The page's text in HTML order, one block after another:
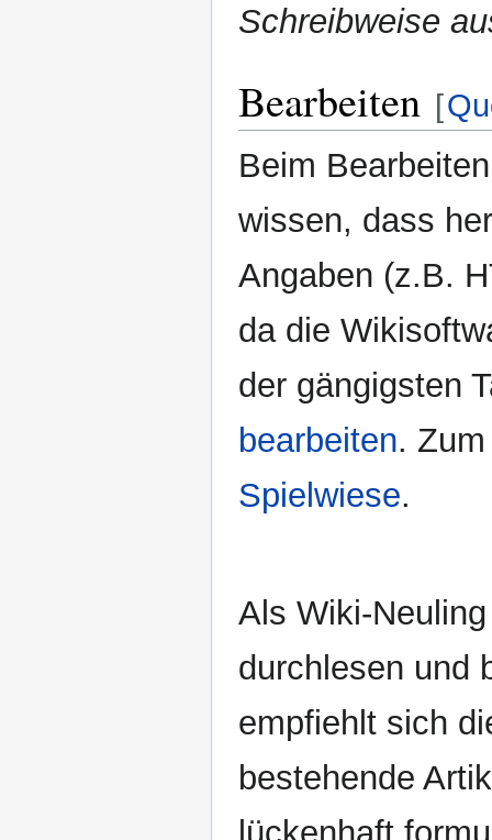
Schreibweise
Bearbeiten [
Beim
wissen, dass
Angaben (z.B.
da die
der gängigsten
bearbeiten.
Spielwiese.
Als Wiki-
durchlesen und
empfiehlt sich
bestehende